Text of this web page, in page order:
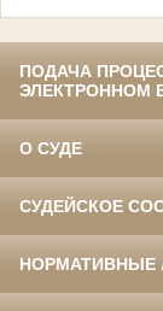
ПОДАЧА
ЭЛЕКТРОННОМ
О СУДЕ
СУДЕЙСКОЕ
НОРМАТИВНЫЕ